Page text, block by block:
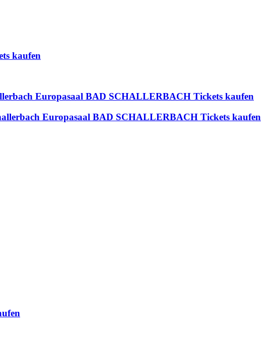
kaufen
Europasaal BAD SCHALLERBACH Tickets kaufen
Europasaal BAD SCHALLERBACH Tickets kaufen